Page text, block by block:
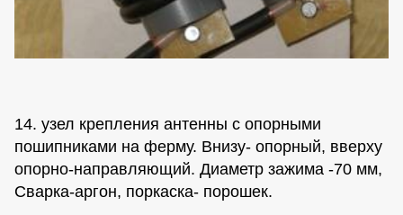
14. узел крепления антенны с опорными
пошипниками на ферму. Внизу- опорный, вверху
опорно-направляющий. Диаметр зажима -70 мм,
Сварка-аргон, поркаска- порошек.